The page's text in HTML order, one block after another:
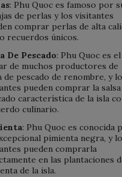
: Phu Quoc es famoso por
de perlas y los visitantes
comprar perlas de alta
recuerdos únicos.
De Pescado: Phu Quoc es el
de muchos productores de
de pescado de renombre, y
pueden comprar la salsa
característica de la isla
culinario.
: Phu Quoc es conocida
pimienta negra, y
pueden comprarla
en las plantaciones
de la isla.